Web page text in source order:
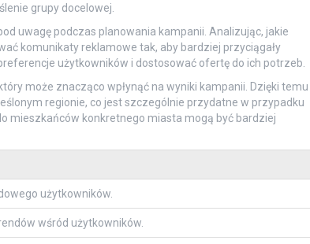
grupy docelowej.
uwagę podczas planowania kampanii. Analizując, jakie
komunikaty reklamowe tak, aby bardziej przyciągały
użytkowników i dostosować ofertę do ich potrzeb.
może znacząco wpłynąć na wyniki kampanii. Dzięki temu
regionie, co jest szczególnie przydatne w przypadku
mieszkańców konkretnego miasta mogą być bardziej
użytkowników.
wśród użytkowników.